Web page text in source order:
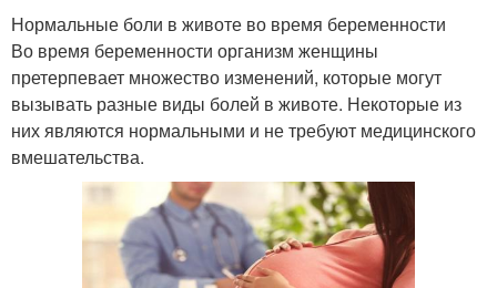
Нормальные боли в животе во время беременности
Во время беременности организм женщины
претерпевает множество изменений, которые могут
вызывать разные виды болей в животе. Некоторые из
них являются нормальными и не требуют медицинского
вмешательства.